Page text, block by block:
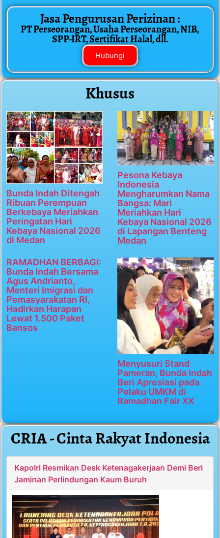
Jasa Pengurusan Perizinan :
PT Perseorangan, Usaha Perseorangan, NIB,
SPP-IRT, Sertifikat Halal, dll.
Hubungi
Khusus
Bunda Indah Ditengah
Ribuan Perempuan
Berkebaya Meriahkan
Peringatan Hari
Kebaya Nasional 2026
di Medan
Pesona Kebaya
Indonesia
Mengharumkan Nama
Bangsa: Mari
Meriahkan Hari
Kebaya Nasional 2026
di Lapangan Benteng
Medan
RAMADHAN BERBAGI:
Bunda Indah Bersama
Agus Andrianto,
Menteri Imigrasi dan
Pemasyarakatan RI,
Hadirkan Harapan
Lewat 1.500 Paket
Bansos
Menyusuri Stand
Pameran, Bunda Indah
Beri Apresiasi pada
Pelaku UMKM di
Ramadhan Fair XX
CRIA - Cinta Rakyat Indonesia
Kapolri Resmikan Desk Ketenagakerjaan Demi Beri
Jaminan Perlindungan Kaum Buruh